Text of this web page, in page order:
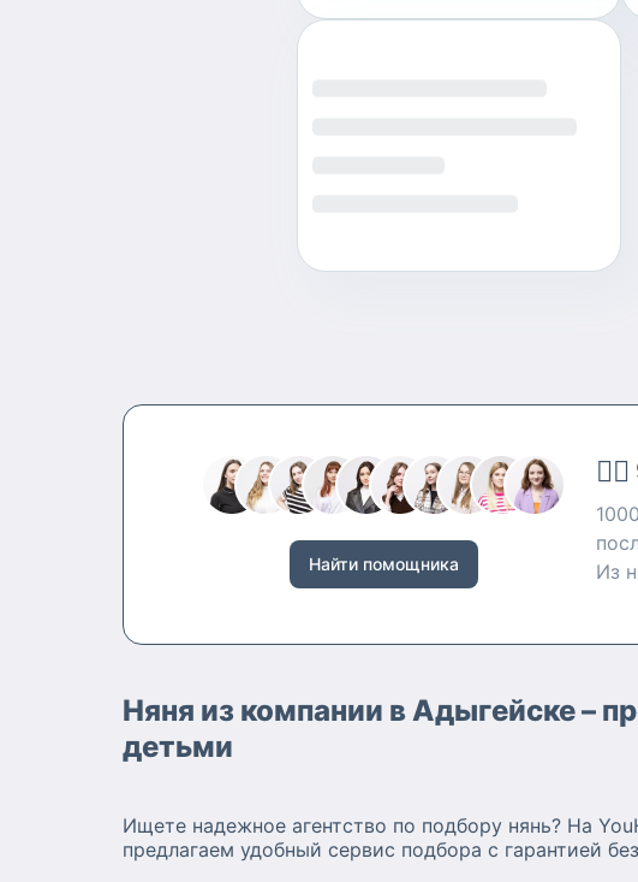
Найти помощника
Из
Няня из компании в Адыгейске –
детьми
Ищете надежное агентство по подбору нянь? На
предлагаем удобный сервис подбора с гарантией